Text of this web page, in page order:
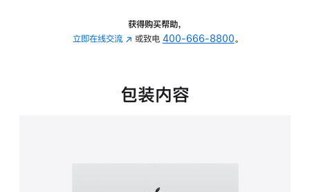
的
获得购买帮助，
立即在线交流 (在
中
或致电 400-666-8800。
包装内容